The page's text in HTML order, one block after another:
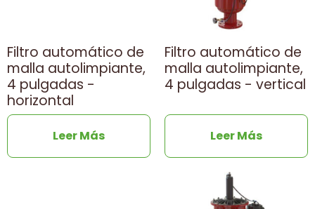
Filtro automático de
malla autolimpiante,
4 pulgadas -
horizontal
Leer Más
Filtro automático de
malla autolimpiante,
4 pulgadas - vertical
Leer Más